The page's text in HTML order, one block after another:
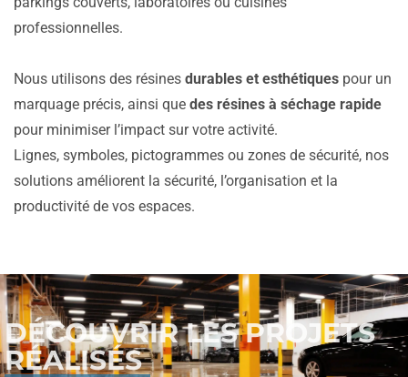
professionnelles.
Nous utilisons des résines durables et esthétiques pour un
marquage précis, ainsi que des résines à séchage rapide
pour minimiser l’impact sur votre activité.
Lignes, symboles, pictogrammes ou zones de sécurité, nos
solutions améliorent la sécurité, l’organisation et la
productivité de vos espaces.
DÉCOUVRIR LES PROJETS
RÉALISÉS